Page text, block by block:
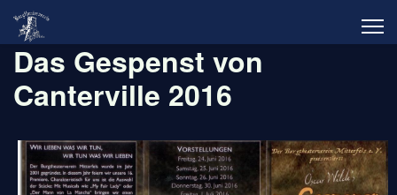
Das Gespenst von
Canterville 2016